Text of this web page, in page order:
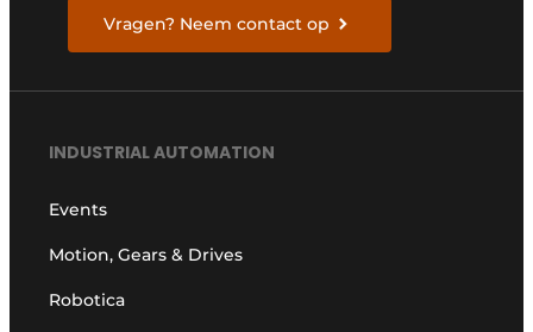
Vragen? Neem contact op
INDUSTRIAL AUTOMATION
Events
Motion, Gears & Drives
Robotica